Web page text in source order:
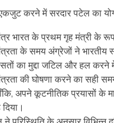
करने में सरदार पटेल का
भारत के प्रथम गृह मंत्री के
के समय अंग्रेजों ने भारतीय
का मुद्दा जटिल और हल
की घोषणा करने का सही
अपने कूटनीतिक प्रयासों के